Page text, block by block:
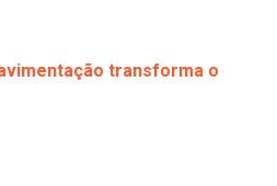
transforma o